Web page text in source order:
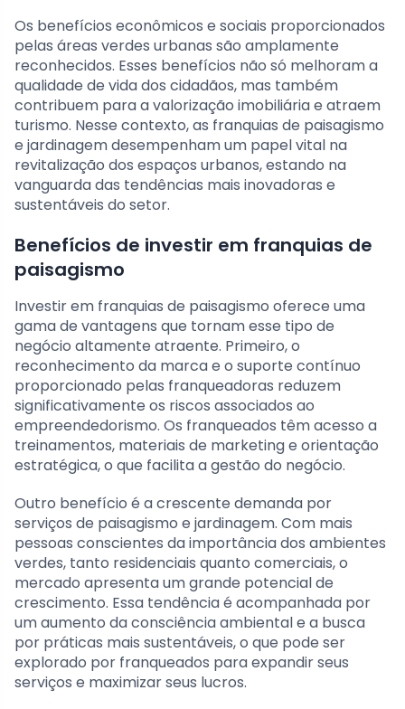
Os benefícios econômicos e sociais proporcionados
pelas áreas verdes urbanas são amplamente
reconhecidos. Esses benefícios não só melhoram a
qualidade de vida dos cidadãos, mas também
contribuem para a valorização imobiliária e atraem
turismo. Nesse contexto, as franquias de paisagismo
e jardinagem desempenham um papel vital na
revitalização dos espaços urbanos, estando na
vanguarda das tendências mais inovadoras e
sustentáveis do setor.
Benefícios de investir em franquias de
paisagismo
Investir em franquias de paisagismo oferece uma
gama de vantagens que tornam esse tipo de
negócio altamente atraente. Primeiro, o
reconhecimento da marca e o suporte contínuo
proporcionado pelas franqueadoras reduzem
significativamente os riscos associados ao
empreendedorismo. Os franqueados têm acesso a
treinamentos, materiais de marketing e orientação
estratégica, o que facilita a gestão do negócio.
Outro benefício é a crescente demanda por
serviços de paisagismo e jardinagem. Com mais
pessoas conscientes da importância dos ambientes
verdes, tanto residenciais quanto comerciais, o
mercado apresenta um grande potencial de
crescimento. Essa tendência é acompanhada por
um aumento da consciência ambiental e a busca
por práticas mais sustentáveis, o que pode ser
explorado por franqueados para expandir seus
serviços e maximizar seus lucros.